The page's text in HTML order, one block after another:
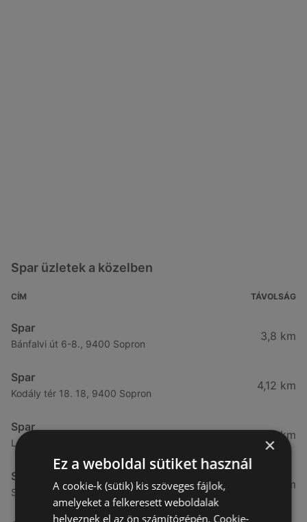
Spar üzletek a közelben
CÍM TÁVOLSÁG
Spar
Bánfalvi út 6-8., 9400 Sopron
3,8 km
Spar
Kodály tér 18. 18, 9400 Sopron
4,12 km
Spar
Lackner kristóf utca 29., 9400 Sopron
4,65 km
Spar
Selmeci utca 15-17., 9400 Sopron
4,76 km
×
Ez a weboldal sütiket használ
A cookie-k (sütik) kis szöveges fájlok,
amelyeket a felkeresett weboldalak
helyeznek el az ön számítógépén. Cookie-